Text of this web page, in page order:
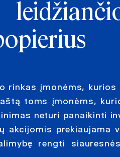
rinkas įmonėms,
toms įmonėms,
neturi panaikinti
akcijomis prekiaujama
rengti